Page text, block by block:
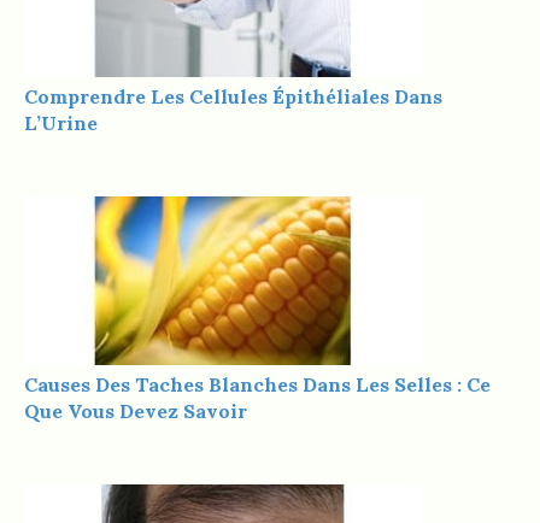
Comprendre Les Cellules Épithéliales Dans
L’Urine
Causes Des Taches Blanches Dans Les Selles : Ce
Que Vous Devez Savoir